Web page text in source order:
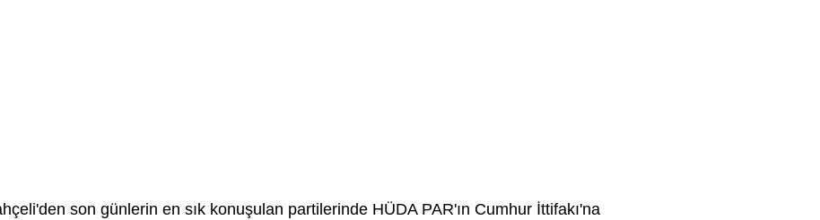
son günlerin en sık konuşulan partilerinde HÜDA PAR'ın Cumhur İttifakı'na